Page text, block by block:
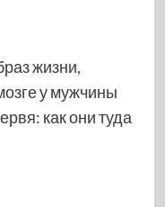
жизни,
у мужчины
как они туда